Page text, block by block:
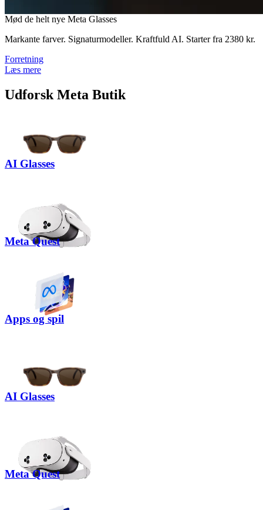
Mød de helt nye Meta Glasses
Markante farver. Signaturmodeller. Kraftfuld AI. Starter fra 2380 kr.
Forretning
Læs mere
Udforsk Meta Butik
AI Glasses
Meta Quest
Apps og spil
AI Glasses
Meta Quest